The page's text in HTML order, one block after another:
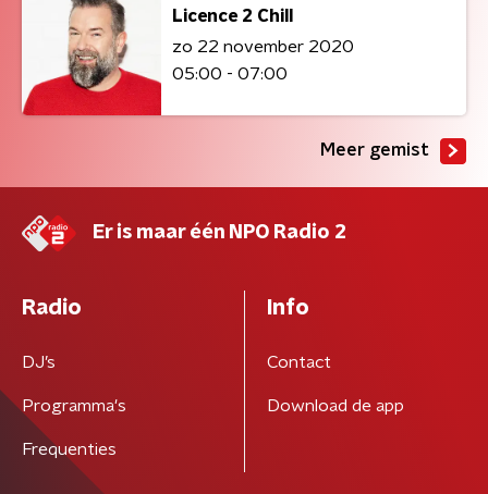
Licence 2 Chill
zo 22 november 2020
05:00 - 07:00
Meer gemist
Er is maar één NPO Radio 2
Radio
DJ’s
Programma's
Frequenties
Info
Contact
Download de app